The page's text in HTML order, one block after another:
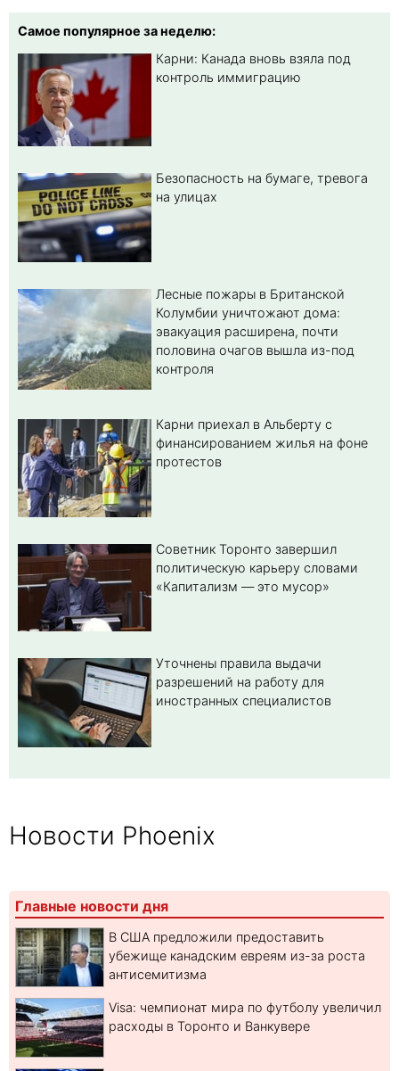
Самое популярное за неделю:
Карни: Канада вновь взяла под
контроль иммиграцию
Безопасность на бумаге, тревога
на улицах
Лесные пожары в Британской
Колумбии уничтожают дома:
эвакуация расширена, почти
половина очагов вышла из-под
контроля
Карни приехал в Альберту с
финансированием жилья на фоне
протестов
Советник Торонто завершил
политическую карьеру словами
«Капитализм — это мусор»
Уточнены правила выдачи
разрешений на работу для
иностранных специалистов
Новости Phoenix
Главные новости дня
В США предложили предоставить
убежище канадским евреям из-за роста
антисемитизма
Visa: чемпионат мира по футболу увеличил
расходы в Торонто и Ванкувере